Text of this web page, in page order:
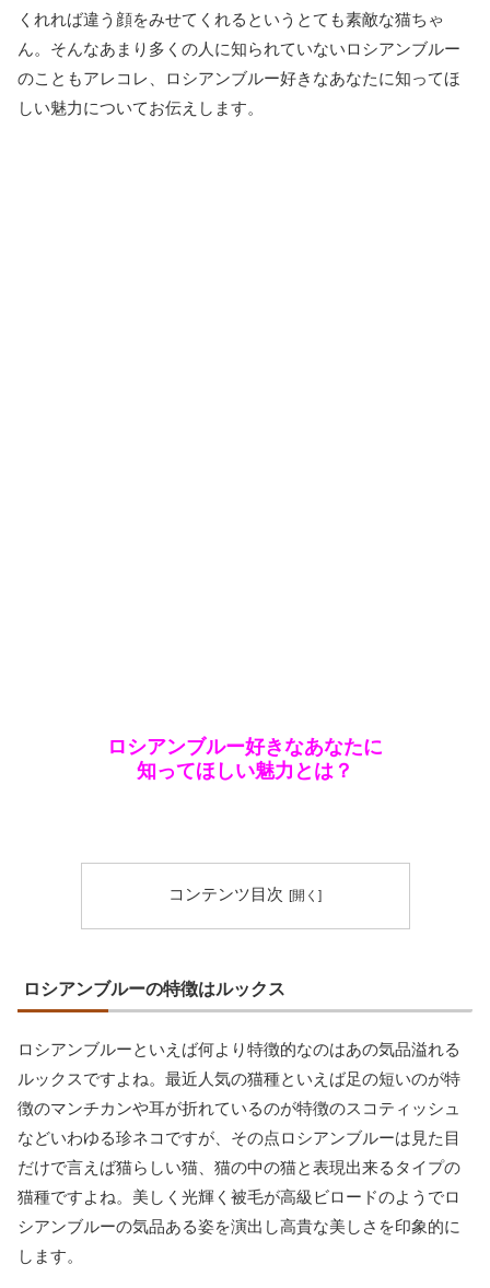
くれれば違う顔をみせてくれるというとても素敵な猫ちゃ
ん。そんなあまり多くの人に知られていないロシアンブルー
のこともアレコレ、ロシアンブルー好きなあなたに知ってほ
しい魅力についてお伝えします。
ロシアンブルー好きなあなたに
知ってほしい魅力とは？
コンテンツ目次
ロシアンブルーの特徴はルックス
ロシアンブルーといえば何より特徴的なのはあの気品溢れる
ルックスですよね。最近人気の猫種といえば足の短いのが特
徴のマンチカンや耳が折れているのが特徴のスコティッシュ
などいわゆる珍ネコですが、その点ロシアンブルーは見た目
だけで言えば猫らしい猫、猫の中の猫と表現出来るタイプの
猫種ですよね。美しく光輝く被毛が高級ビロードのようでロ
シアンブルーの気品ある姿を演出し高貴な美しさを印象的に
します。